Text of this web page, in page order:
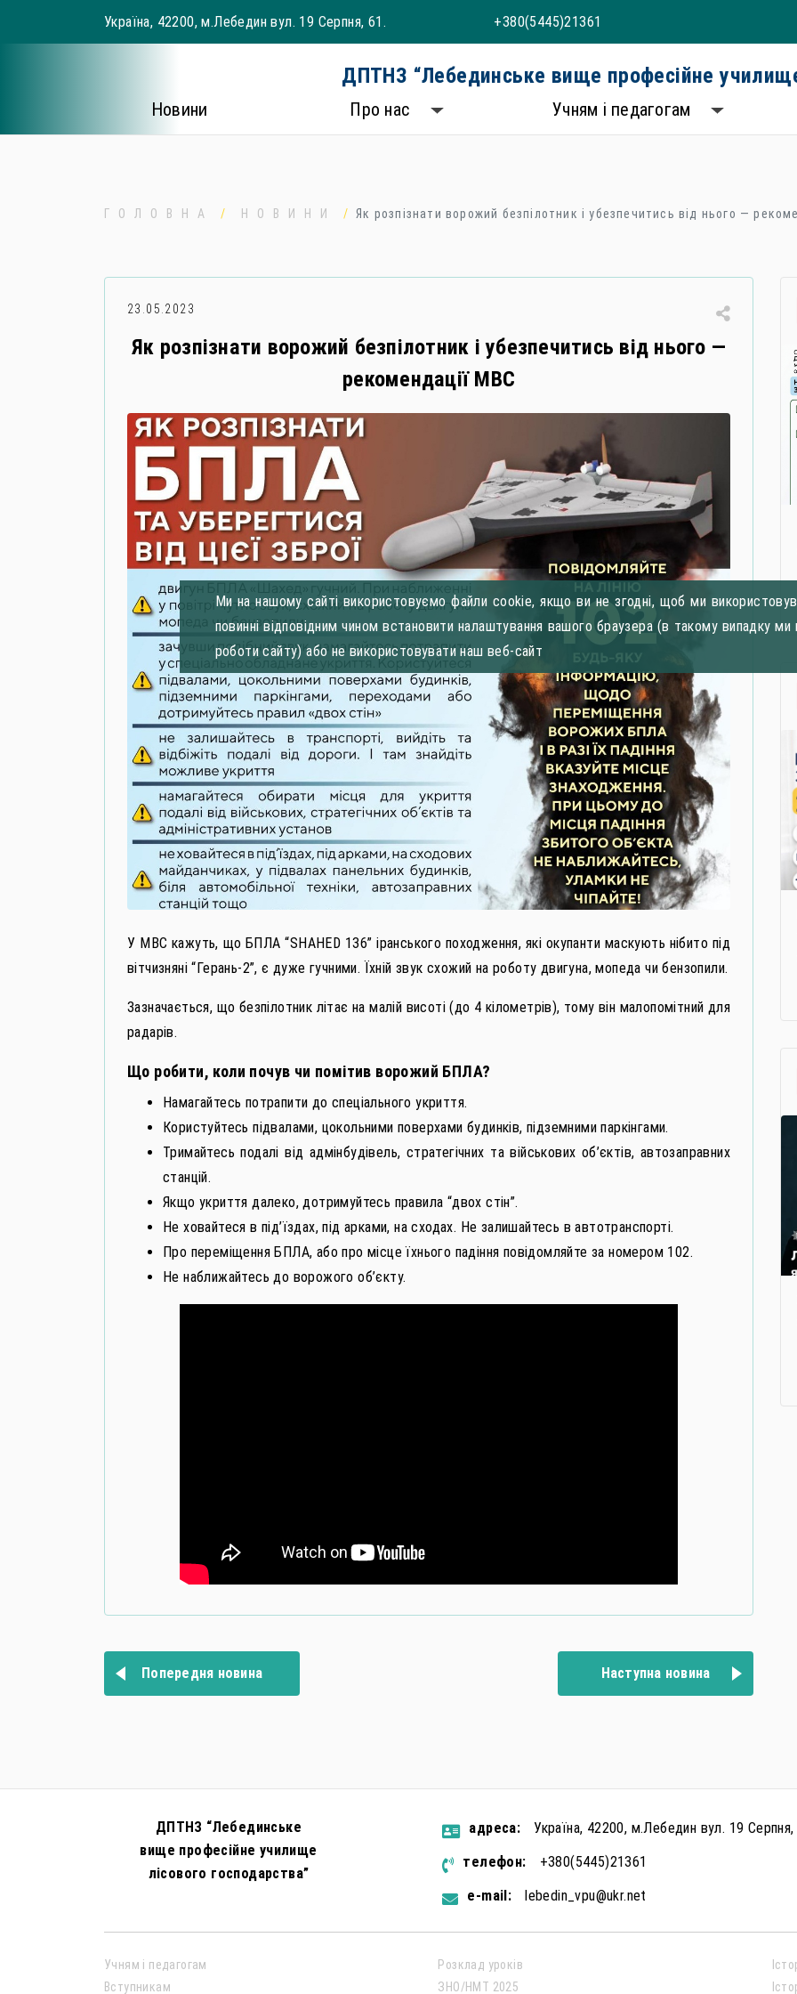
Україна, 42200, м.Лебедин вул. 19 Серпня, 61. +380(5445)21361
ДПТНЗ “Лебединське вище професійне
Новини Про нас Учням і педагогам
ГОЛОВНА НОВИНИ Як розпізнати ворожий безпілотник і убезпечитись від нього —
23.05.2023
Як розпізнати ворожий безпілотник і убезпечитись від нього —
рекомендації МВС
У МВС кажуть, що БПЛА “SHAHED 136” іранського походження, які окупанти маскують нібито під
вітчизняні “Герань-2”, є дуже гучними. Їхній звук схожий на роботу двигуна, мопеда чи бензопили.
Зазначається, що безпілотник літає на малій висоті (до 4 кілометрів), тому він малопомітний для
радарів.
Що робити, коли почув чи помітив ворожий БПЛА?
Намагайтесь потрапити до спеціального укриття.
Користуйтесь підвалами, цокольними поверхами будинків, підземними паркінгами.
Тримайтесь подалі від адмінбудівель, стратегічних та військових об’єктів, автозаправних
станцій.
Якщо укриття далеко, дотримуйтесь правила “двох стін”.
Не ховайтеся в під’їздах, під арками, на сходах. Не залишайтесь в автотранспорті.
Про переміщення БПЛА, або про місце їхнього падіння повідомляйте за номером 102.
Не наближайтесь до ворожого об’єкту.
записівПопередня новина Наступна новина
Ми на нашому сайті використовуємо файли cookie, якщо ви не згодні, щоб ми
повинні відповідним чином встановити налаштування вашого браузера (в такому випадку ми
роботи сайту) або не використовувати наш веб-сайт
ДПТНЗ “Лебединське
вище професійне училище
лісового господарства”
aдресa:
Україна, 42200, м.Лебедин вул. 19 Серпня,
телефон:
+380(5445)21361
e-mail:
lebedin_vpu@ukr.net
Учням і педагогам
Вступникам
Розклад уроків
ЗНО/НМТ 2025